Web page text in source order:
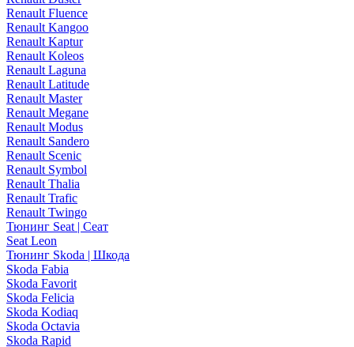
Renault Fluence
Renault Kangoo
Renault Kaptur
Renault Koleos
Renault Laguna
Renault Latitude
Renault Master
Renault Megane
Renault Modus
Renault Sandero
Renault Scenic
Renault Symbol
Renault Thalia
Renault Trafic
Renault Twingo
Тюнинг Seat | Сеат
Seat Leon
Тюнинг Skoda | Шкода
Skoda Fabia
Skoda Favorit
Skoda Felicia
Skoda Kodiaq
Skoda Octavia
Skoda Rapid